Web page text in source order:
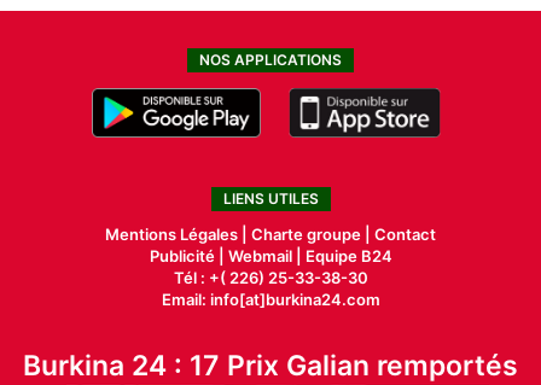
NOS APPLICATIONS
LIENS UTILES
Mentions Légales | Charte groupe | Contact
Publicité| Webmail |
Equipe B24
Tél : +( 226) 25-33-38-30
Email: info[at]burkina24.com
Burkina 24 : 17 Prix Galian remportés